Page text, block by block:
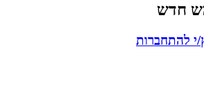
חדש
י להתחברות